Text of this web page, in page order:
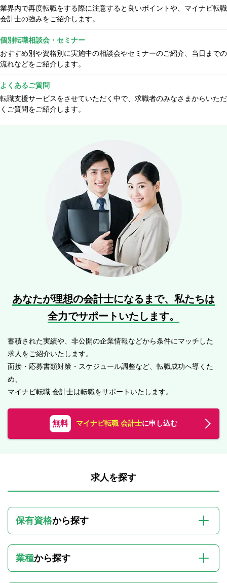
業界内で再度転職をする際に注意すると良いポイントや、マイナビ転職
会計士の強みをご紹介します。
個別転職相談会・セミナー
おすすめ別や資格別に実施中の相談会やセミナーのご紹介、当日までの
流れなどをご紹介します。
よくあるご質問
転職支援サービスをさせていただく中で、求職者のみなさまからいただ
くご質問をご紹介します。
あなたが理想の会計士になるまで、 私たちは
全力でサポートいたします。
蓄積された実績や、非公開の企業情報などから条件にマッチした
求人をご紹介いたします。
面接・応募書類対策・スケジュール調整など、転職成功へ導くた
め、
マイナビ転職 会計士は転職をサポートいたします。
無料 マイナビ転職 会計士に申し込む
求人を探す
保有資格から探す
業種から探す